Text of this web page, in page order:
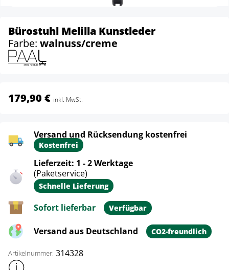
Bürostuhl Melilla Kunstleder
Farbe: walnuss/creme
179,90 € inkl. MwSt.
Versand und Rücksendung kostenfrei
Kostenfrei
Lieferzeit: 1 - 2 Werktage
(Paketservice)
Schnelle Lieferung
Sofort lieferbar Verfügbar
Versand aus Deutschland CO2-freundlich
Artikelnummer: 314328
Weitere Produktinformationen anzeigen